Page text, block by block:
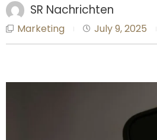
SR Nachrichten
Marketing July 9, 2025